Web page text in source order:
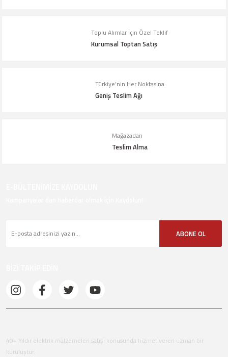
Toplu Alımlar İçin Özel Teklif
Kurumsal Toptan Satış
Türkiye’nin Her Noktasına
Geniş Teslim Ağı
Mağazadan
Teslim Alma
ABONE OL
40+ Yıldır elektrik malzemeleri satışı konusunda hizmet veren uzman bir
kuruluştur.